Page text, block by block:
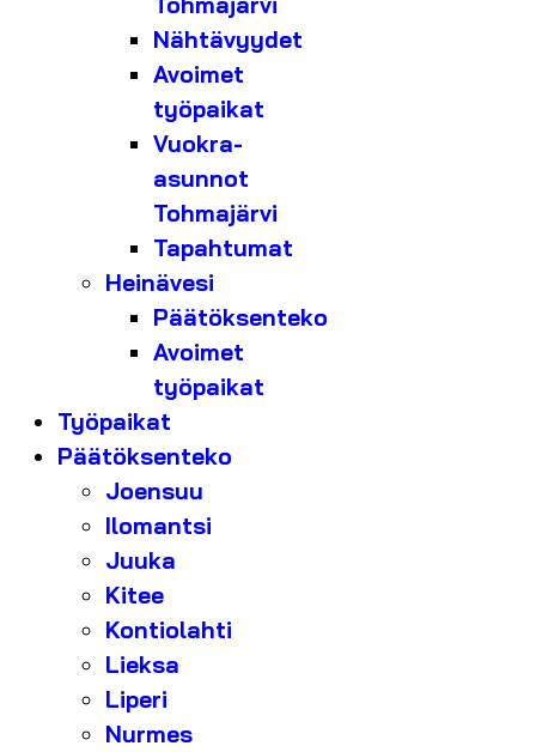
Nähtävyydet
Avoimet
työpaikat
Vuokra-
asunnot
Tohmajärvi
Tapahtumat
Heinävesi
Päätöksenteko
Avoimet
työpaikat
Työpaikat
Päätöksenteko
Joensuu
Ilomantsi
Juuka
Kitee
Kontiolahti
Lieksa
Liperi
Nurmes